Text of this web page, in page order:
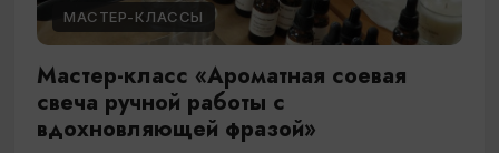
МАСТЕР-КЛАССЫ
Мастер-класс «Ароматная соевая
свеча ручной работы с
вдохновляющей фразой»